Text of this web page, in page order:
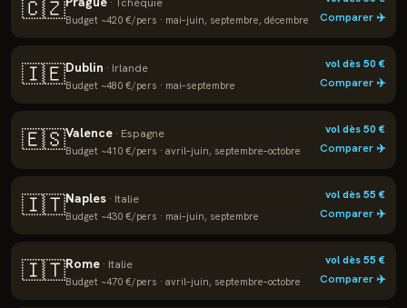
🇨🇿Budget ~420 €/pers · mai–juin, septembre, décembre
Comparer ✈️
🇮🇪Dublin · Irlande
Budget ~480 €/pers · mai–septembre
vol dès50€
Comparer ✈️
🇪🇸Valence · Espagne
Budget ~410 €/pers · avril–juin, septembre–octobre
vol dès50€
Comparer ✈️
🇮🇹Naples · Italie
Budget ~430 €/pers · mai–juin, septembre
vol dès55 €
Comparer ✈️
🇮🇹Rome · Italie
Budget ~470 €/pers · avril–juin, septembre–octobre
vol dès55 €
Comparer ✈️